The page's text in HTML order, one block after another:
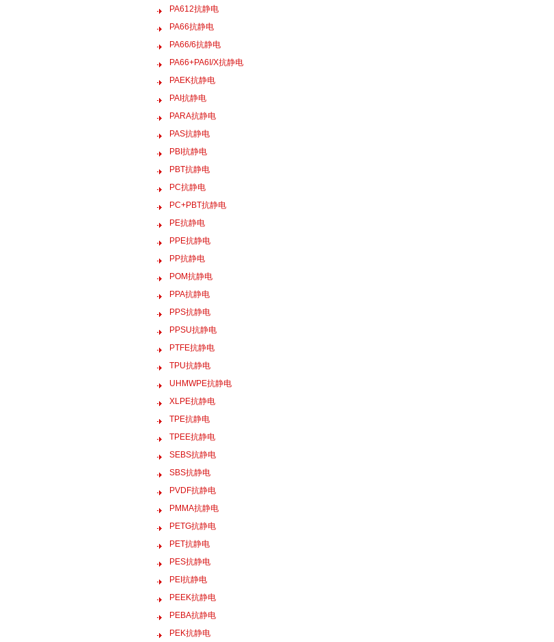
PA612抗静电
PA66抗静电
PA66/6抗静电
PA66+PA6I/X抗静电
PAEK抗静电
PAI抗静电
PARA抗静电
PAS抗静电
PBI抗静电
PBT抗静电
PC抗静电
PC+PBT抗静电
PE抗静电
PPE抗静电
PP抗静电
POM抗静电
PPA抗静电
PPS抗静电
PPSU抗静电
PTFE抗静电
TPU抗静电
UHMWPE抗静电
XLPE抗静电
TPE抗静电
TPEE抗静电
SEBS抗静电
SBS抗静电
PVDF抗静电
PMMA抗静电
PETG抗静电
PET抗静电
PES抗静电
PEI抗静电
PEEK抗静电
PEBA抗静电
PEK抗静电